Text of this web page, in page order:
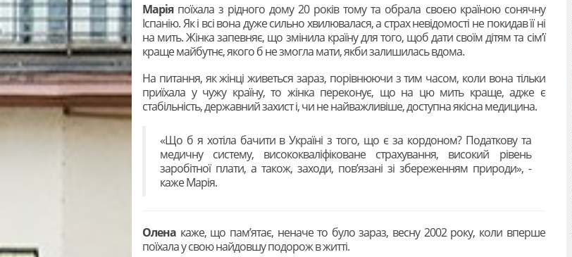
Марія поїхала з рідного дому 20 років тому та обрала своєю країною сонячну
Іспанію. Як і всі вона дуже сильно хвилювалася, а страх невідомості не покидав її ні
на мить. Жінка запевняє, що змінила країну для того, щоб дати своїм дітям та сім’ї
краще майбутнє, якого б не змогла мати, якби залишилась вдома.
На питання, як жінці живеться зараз, порівнюючи з тим часом, коли вона тільки
приїхала у чужу країну, то жінка переконує, що на цю мить краще, адже є
стабільність, державний захист і, чи не найважливіше, доступна якісна медицина.
«Що б я хотіла бачити в Україні з того, що є за кордоном? Податкову та
медичну систему, висококваліфіковане страхування, високий рівень
заробітної плати, а також, заходи, пов’язані зі збереженням природи», -
каже Марія.
Олена каже, що пам’ятає, неначе то було зараз, весну 2002 року, коли вперше
поїхала у свою найдовшу подорож в житті.